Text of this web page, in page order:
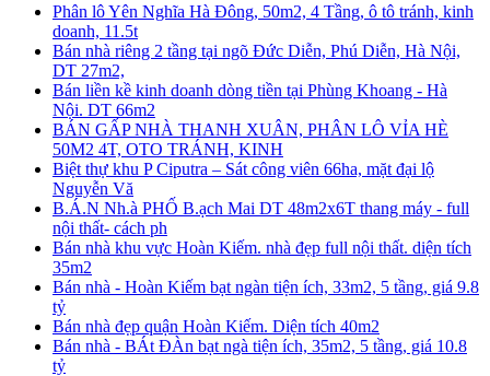
Phân lô Yên Nghĩa Hà Đông, 50m2, 4 Tầng, ô tô tránh, kinh
doanh, 11.5t
Bán nhà riêng 2 tầng tại ngõ Đức Diễn, Phú Diễn, Hà Nội,
DT 27m2,
Bán liền kề kinh doanh dòng tiền tại Phùng Khoang - Hà
Nội. DT 66m2
BÁN GẤP NHÀ THANH XUÂN, PHÂN LÔ VỈA HÈ
50M2 4T, OTO TRÁNH, KINH
Biệt thự khu P Ciputra – Sát công viên 66ha, mặt đại lộ
Nguyễn Vă
B.Á.N Nh.à PHỐ B.ạch Mai DT 48m2x6T thang máy - full
nội thất- cách ph
Bán nhà khu vực Hoàn Kiếm. nhà đẹp full nội thất. diện tích
35m2
Bán nhà - Hoàn Kiếm bạt ngàn tiện ích, 33m2, 5 tầng, giá 9.8
tỷ
Bán nhà đẹp quận Hoàn Kiếm. Diện tích 40m2
Bán nhà - BÁt ĐÀn bạt ngà tiện ích, 35m2, 5 tầng, giá 10.8
tỷ